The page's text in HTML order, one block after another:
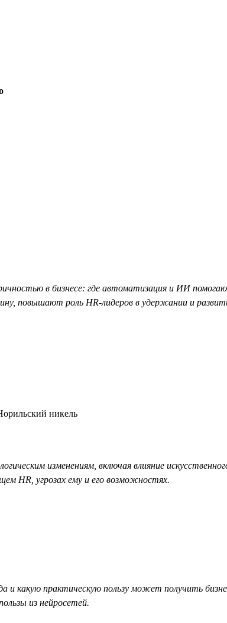
в бизнесе: где автоматизация и ИИ
повышают роль HR-лидеров в удержании и
никель
изменениям, включая влияние
HR, угрозах ему и его возможностях.
какую практическую пользу может получить
из нейросетей.